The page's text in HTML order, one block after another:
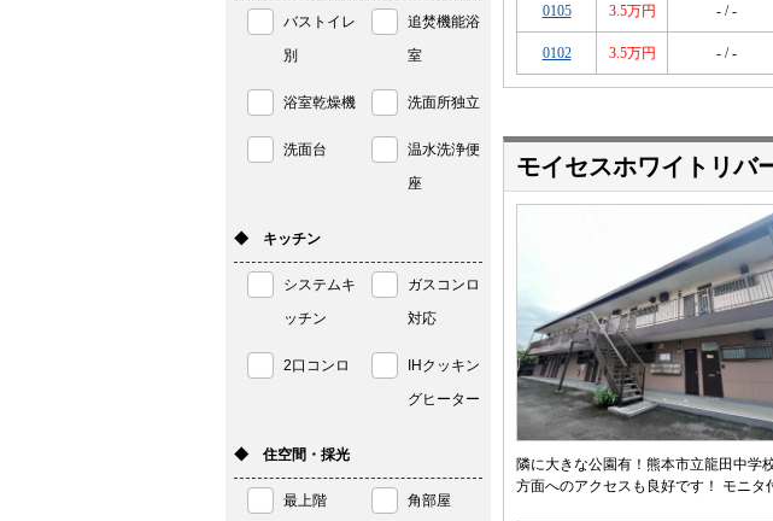
0105 3.5万円 - / -
0102 3.5万円 - / -
モイセスホワイトリバ
隣に大きな公園有！熊本市立龍田中学
方面へのアクセスも良好です！ モニ
バストイレ
別
追焚機能浴
室
浴室乾燥機 洗面所独立
洗面台
温水洗浄便
座
◆ キッチン
システムキ
ッチン
ガスコンロ
対応
2口コンロ
IHクッキン
グヒーター
◆ 住空間・採光
最上階 角部屋